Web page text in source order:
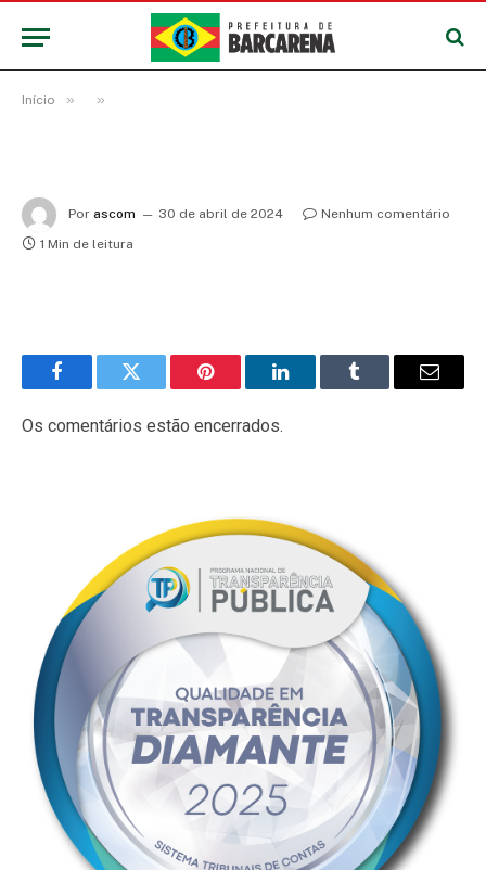
Início » »
Por ascom 30 de abril de 2024
Nenhum comentário
1 Min de leitura
FacebookTwitter Pinterest LinkedInTumblr
E-
Os comentários estão encerrados.